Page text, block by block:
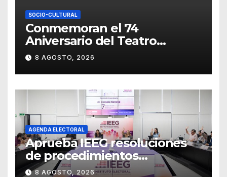
SOCIO-CULTURAL
Conmemoran el 74
Aniversario del Teatro
Universitario con una
representación del
“Retablillo jovial”
8 AGOSTO, 2026
AGENDA ELECTORAL
Aprueba IEEG resoluciones
de procedimientos
sancionadores
8 AGOSTO, 2026